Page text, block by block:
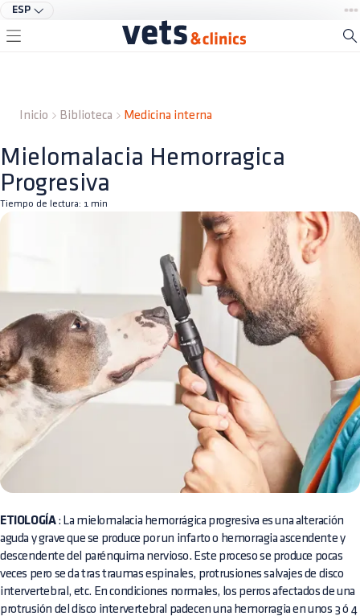
ESP
Inicio Biblioteca Medicina interna
Mielomalacia Hemorragica
Progresiva
Tiempo de lectura: 1 min
ETIOLOGÍA: La mielomalacia hemorrágica progresiva es una alteración
aguda y grave que se produce por un infarto o hemorragia ascendente y
descendente del parénquima nervioso. Este proceso se produce pocas
veces pero se da tras traumas espinales, protrusiones salvajes de disco
intervertebral, etc. En condiciones normales, los perros afectados de una
protrusión del disco intervertebral padecen una hemorragia en unos 3 ó 4